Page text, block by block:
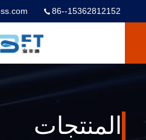
86--15362812152
المنتجات